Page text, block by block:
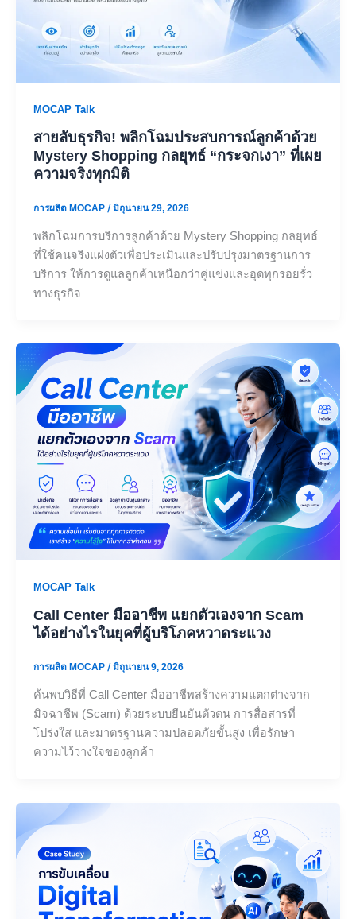
MOCAP Talk
สายลับธุรกิจ! พลิกโฉมประสบการณ์ลูกค้าด้วย
Mystery Shopping กลยุทธ์ “กระจกเงา” ที่เผย
ความจริงทุกมิติ
การผลิต MOCAP /มิถุนายน 29, 2026
พลิกโฉมการบริการลูกค้าด้วย Mystery Shopping กลยุทธ์
ที่ใช้คนจริงแฝงตัวเพื่อประเมินและปรับปรุงมาตรฐานการ
บริการ ให้การดูแลลูกค้าเหนือกว่าคู่แข่งและอุดทุกรอยรั่ว
ทางธุรกิจ
MOCAP Talk
Call Center มืออาชีพ แยกตัวเองจาก Scam
ได้อย่างไรในยุคที่ผู้บริโภคหวาดระแวง
การผลิต MOCAP /มิถุนายน 9, 2026
ค้นพบวิธีที่ Call Center มืออาชีพสร้างความแตกต่างจาก
มิจฉาชีพ (Scam) ด้วยระบบยืนยันตัวตน การสื่อสารที่
โปร่งใส และมาตรฐานความปลอดภัยขั้นสูง เพื่อรักษา
ความไว้วางใจของลูกค้า